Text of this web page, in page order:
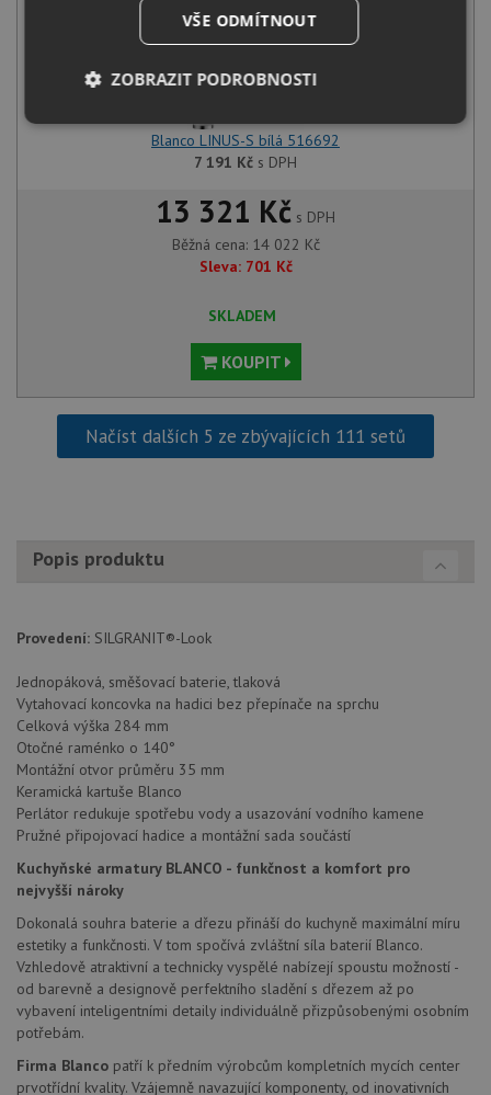
Blanco LINUS-S bílá 516692
7 191 Kč s DPH
13 321 Kč s DPH
Běžná cena: 14 022 Kč
Sleva: 701 Kč
SKLADEM
KOUPIT
Načíst dalších 5 ze zbývajících 111 setů
Popis produktu
Provedení: SILGRANIT®-Look
Jednopáková, směšovací baterie, tlaková
Vytahovací koncovka na hadici bez přepínače na sprchu
Celková výška 284 mm
Otočné raménko o 140°
Montážní otvor průměru 35 mm
Keramická kartuše Blanco
Perlátor redukuje spotřebu vody a usazování vodního kamene
Pružné připojovací hadice a montážní sada součástí
Kuchyňské armatury BLANCO - funkčnost a komfort pro
nejvyšší nároky
Dokonalá souhra baterie a dřezu přináší do kuchyně maximální míru
estetiky a funkčnosti. V tom spočívá zvláštní síla baterií Blanco.
Vzhledově atraktivní a technicky vyspělé nabízejí spoustu možností -
od barevně a designově perfektního sladění s dřezem až po
vybavení inteligentními detaily individuálně přizpůsobenými osobním
potřebám.
Firma Blanco patří k předním výrobcům kompletních mycích center
prvotřídní kvality. Vzájemně navazující komponenty, od inovativních
VŠE ODMÍTNOUT
ZOBRAZIT PODROBNOSTI
Nezbytně
nutné
Výkonové
soubory
Soubory
cílení
Funkční soubory
Nezařazené
Nezbytně nutné soubory
Výkonové soubory
Funkční soubory
uživatele a správa účtu. Webové stránky nelze bez
AWSALBCORS
Amazon.com Inc.
1 týden
další
zásadách ochrany soukromí společnosti Google